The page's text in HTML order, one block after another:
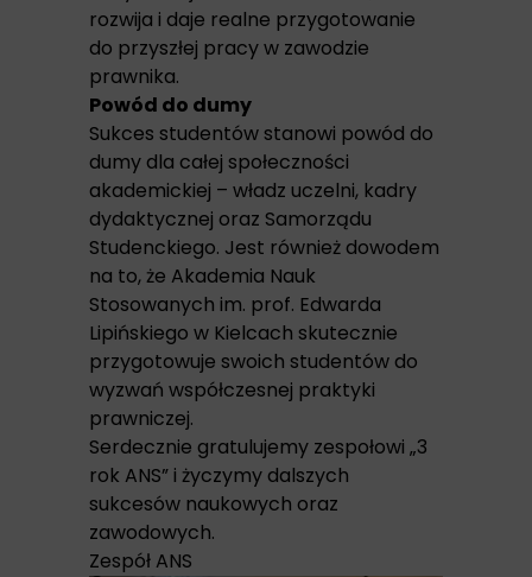
rozwija i daje realne przygotowanie
do przyszłej pracy w zawodzie
prawnika.
Powód do dumy
Sukces studentów stanowi powód do
dumy dla całej społeczności
akademickiej – władz uczelni, kadry
dydaktycznej oraz Samorządu
Studenckiego. Jest również dowodem
na to, że Akademia Nauk
Stosowanych im. prof. Edwarda
Lipińskiego w Kielcach skutecznie
przygotowuje swoich studentów do
wyzwań współczesnej praktyki
prawniczej.
Serdecznie gratulujemy zespołowi „3
rok ANS” i życzymy dalszych
sukcesów naukowych oraz
zawodowych.
Zespół ANS